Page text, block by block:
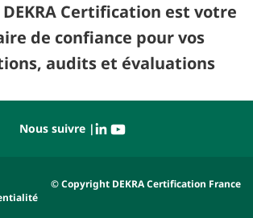
Certification est votre
de confiance pour vos
audits et évaluations
Nous suivre |
© Copyright DEKRA Certification France